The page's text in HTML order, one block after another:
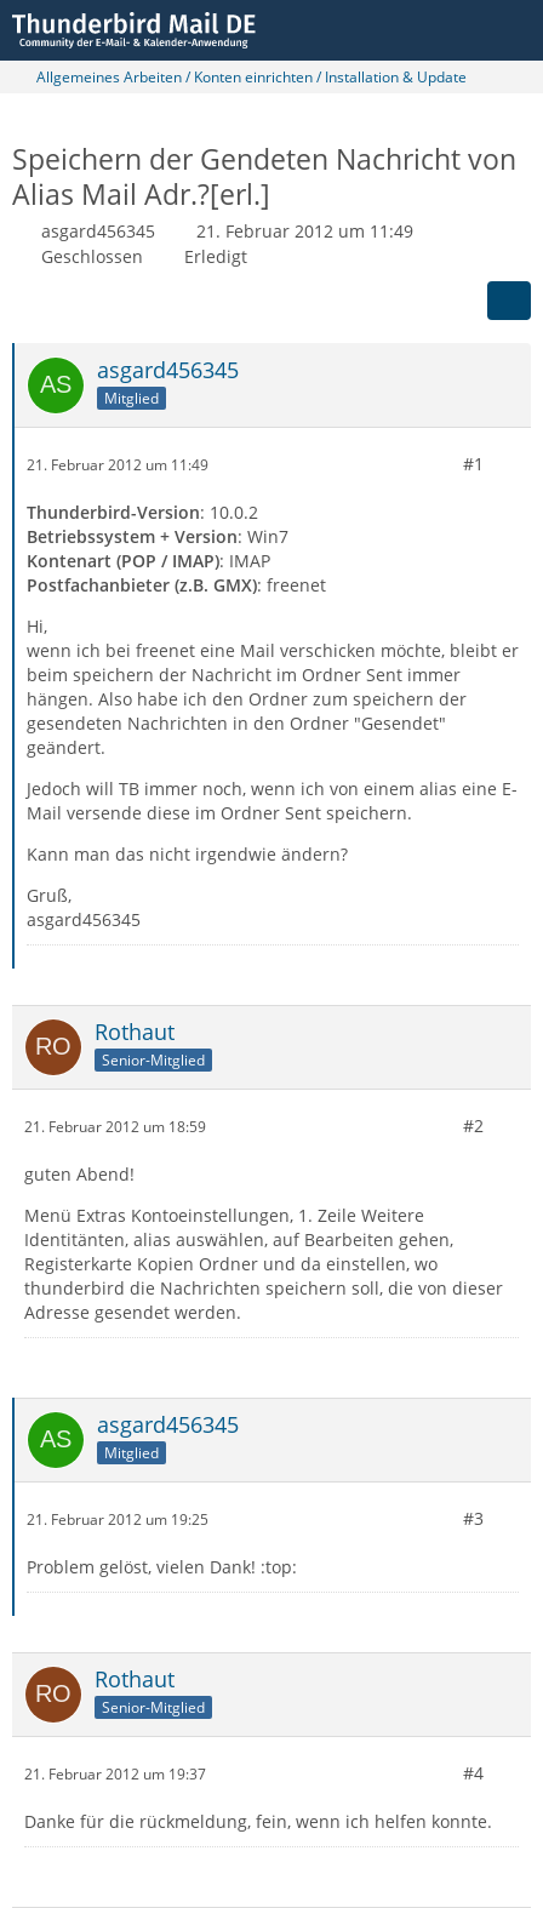
Allgemeines Arbeiten / Konten einrichten / Installation & Update
Speichern der Gendeten Nachricht von
Alias Mail Adr.?[erl.]
asgard456345
21. Februar 2012 um 11:49
Geschlossen
Erledigt
asgard456345
Mitglied
21. Februar 2012 um 11:49 #1
Thunderbird-Version: 10.0.2
Betriebssystem + Version: Win7
Kontenart (POP / IMAP): IMAP
Postfachanbieter (z.B. GMX): freenet
Hi,
wenn ich bei freenet eine Mail verschicken möchte, bleibt er
beim speichern der Nachricht im Ordner Sent immer
hängen. Also habe ich den Ordner zum speichern der
gesendeten Nachrichten in den Ordner "Gesendet"
geändert.
Jedoch will TB immer noch, wenn ich von einem alias eine E-
Mail versende diese im Ordner Sent speichern.
Kann man das nicht irgendwie ändern?
Gruß,
asgard456345
Rothaut
Senior-Mitglied
21. Februar 2012 um 18:59 #2
guten Abend!
Menü Extras Kontoeinstellungen, 1. Zeile Weitere
Identitänten, alias auswählen, auf Bearbeiten gehen,
Registerkarte Kopien Ordner und da einstellen, wo
thunderbird die Nachrichten speichern soll, die von dieser
Adresse gesendet werden.
asgard456345
Mitglied
21. Februar 2012 um 19:25 #3
Problem gelöst, vielen Dank! :top:
Rothaut
Senior-Mitglied
21. Februar 2012 um 19:37 #4
Danke für die rückmeldung, fein, wenn ich helfen konnte.